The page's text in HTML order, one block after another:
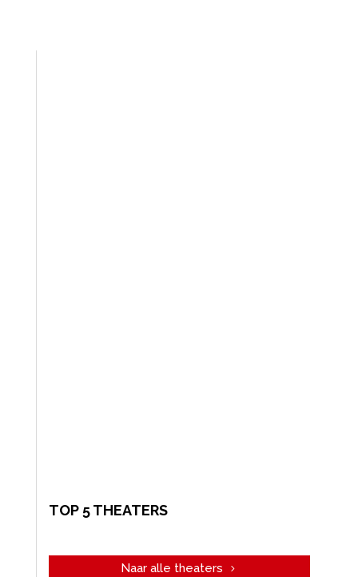
TOP 5 THEATERS
Naar alle theaters